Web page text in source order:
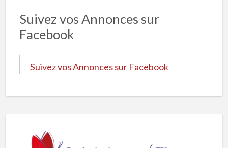
Suivez vos Annonces sur
Facebook
Suivez vos Annonces sur Facebook